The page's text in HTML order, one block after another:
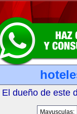
El dueño de este
Mayusculas: